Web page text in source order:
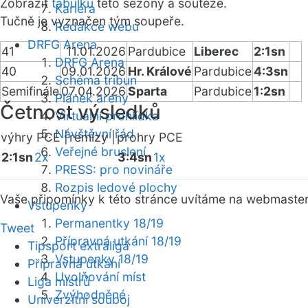
Kariéra
Redakce webu
DRFG Arena
DRFG Arena
Schéma tribun
Plánek areny
Virtuální prohlídka
Návštěvní řád
Veřejné bruslení
PRESS: pro novináře
Rozpis ledové plochy
Vstupenky
Permanentky 18/19
Přípravná utkání 18/19
Vstupenky 18/19
Uvolňování míst
Zvýhodněné
Zobrazit tabulku této sezóny a soutěže.
Tučně je vyznačen tým soupeře.
41 11.01.2026 Pardubice Liberec
2:1sn
40
09.01.2026 Hr. Králové Pardubice4:3sn
Semifinále07.04.2026Sparta Pardubice1:2sn
Četnost výsledků
výhry PCE |remízy | prohry PCE
2:1sn2x 3:4sn1x
Vaše připomínky k této stránce uvítáme na webmaster
Tweet
Tipsport extraliga
Přípravná utkání
Liga mistrů
Univerzitní souboj